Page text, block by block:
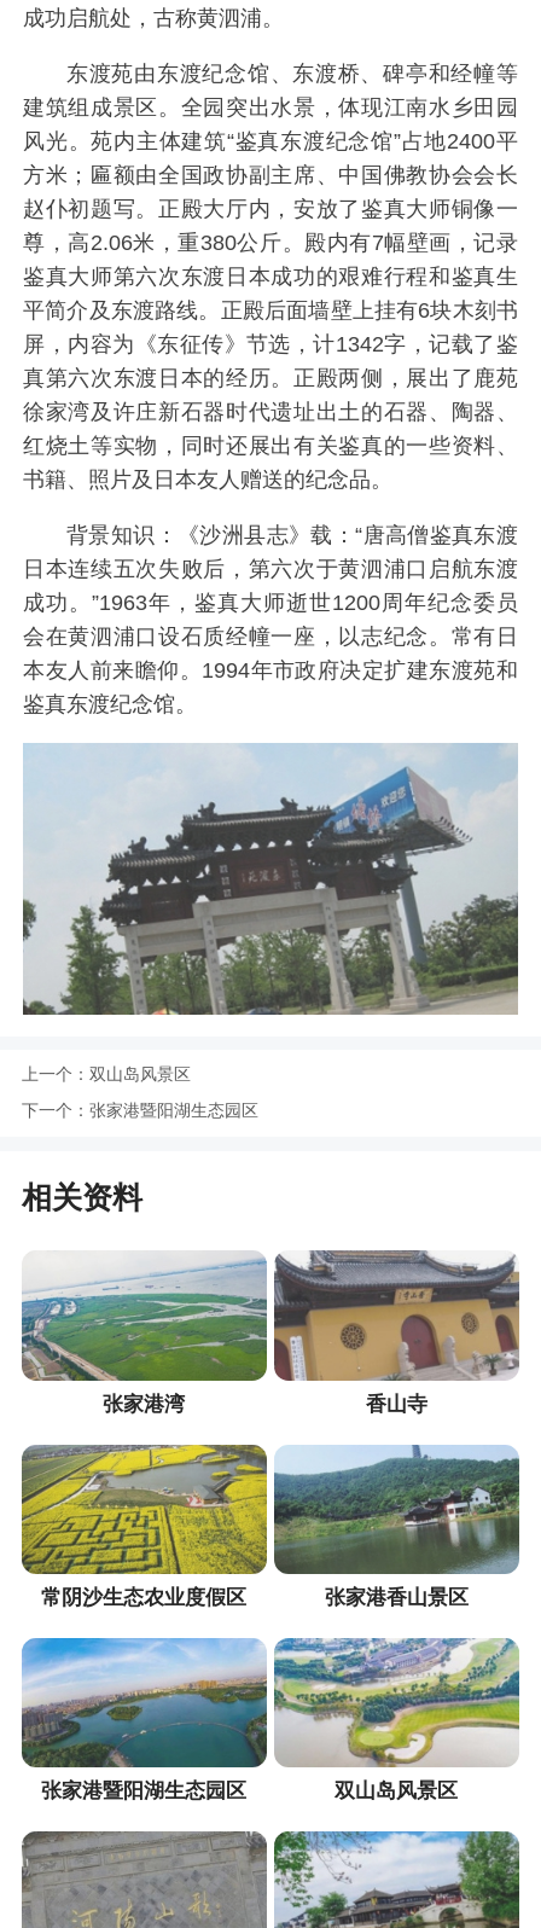
成功启航处，古称黄泗浦。
东渡苑由东渡纪念馆、东渡桥、碑亭和经幢等
建筑组成景区。全园突出水景，体现江南水乡田园
风光。苑内主体建筑“鉴真东渡纪念馆”占地2400平
方米；匾额由全国政协副主席、中国佛教协会会长
赵仆初题写。正殿大厅内，安放了鉴真大师铜像一
尊，高2.06米，重380公斤。殿内有7幅壁画，记录
鉴真大师第六次东渡日本成功的艰难行程和鉴真生
平简介及东渡路线。正殿后面墙壁上挂有6块木刻书
屏，内容为《东征传》节选，计1342字，记载了鉴
真第六次东渡日本的经历。正殿两侧，展出了鹿苑
徐家湾及许庄新石器时代遗址出土的石器、陶器、
红烧土等实物，同时还展出有关鉴真的一些资料、
书籍、照片及日本友人赠送的纪念品。
背景知识：《沙洲县志》载：“唐高僧鉴真东渡
日本连续五次失败后，第六次于黄泗浦口启航东渡
成功。”1963年，鉴真大师逝世1200周年纪念委员
会在黄泗浦口设石质经幢一座，以志纪念。常有日
本友人前来瞻仰。1994年市政府决定扩建东渡苑和
鉴真东渡纪念馆。
上一个： 双山岛风景区
下一个： 张家港暨阳湖生态园区
相关资料
张家港湾 香山寺
常阴沙生态农业度假区 张家港香山景区
张家港暨阳湖生态园区 双山岛风景区